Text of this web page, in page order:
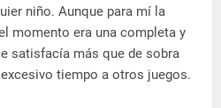
niño. Aunque para mí la
momento era una completa y
satisfacía más que de sobra
tiempo a otros juegos.